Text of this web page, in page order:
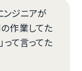
ンジニアが
作業してた
って言ってた